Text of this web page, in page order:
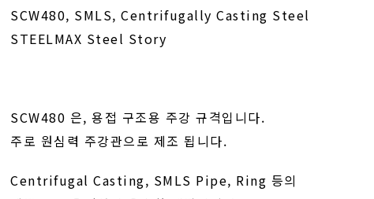
SCW480, SMLS, Centrifugally Casting Steel
STEELMAX Steel Story
SCW480 은, 용접 구조용 주강 규격입니다.
주로 원심력 주강관으로 제조 됩니다.
Centrifugal Casting, SMLS Pipe, Ring 등의